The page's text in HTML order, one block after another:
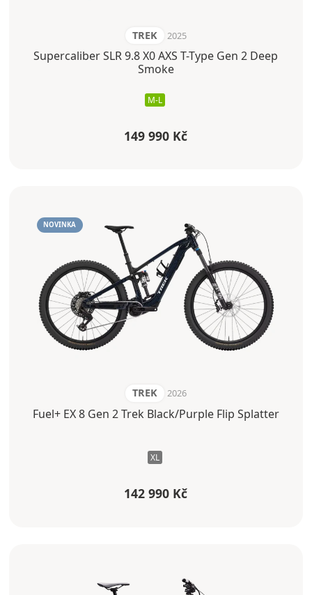
TREK 2025
Supercaliber SLR 9.8 X0 AXS T-Type Gen 2 Deep
Smoke
M-L
149 990 Kč
NOVINKA
TREK 2026
Fuel+ EX 8 Gen 2 Trek Black/Purple Flip Splatter
XL
142 990 Kč